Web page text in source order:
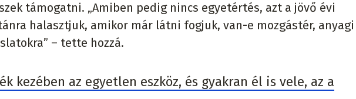
támogatni. „Amiben pedig nincs egyetértés, azt a jövő évi
halasztjuk, amikor már látni fogjuk, van-e mozgástér, anyagi
– tette hozzá.
kezében az egyetlen eszköz, és gyakran él is vele, az a